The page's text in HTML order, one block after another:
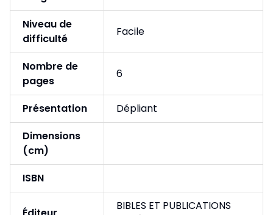
Niveau de
difficulté
Facile
Nombre de
pages
6
Présentation
Dépliant
Dimensions
(cm)
ISBN
BIBLES ET PUBLICATIONS